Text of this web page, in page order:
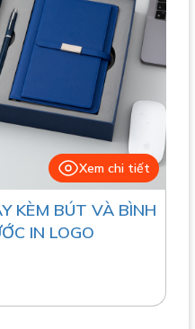
Xem chi tiết
KÈM BÚT VÀ BÌNH
IN LOGO